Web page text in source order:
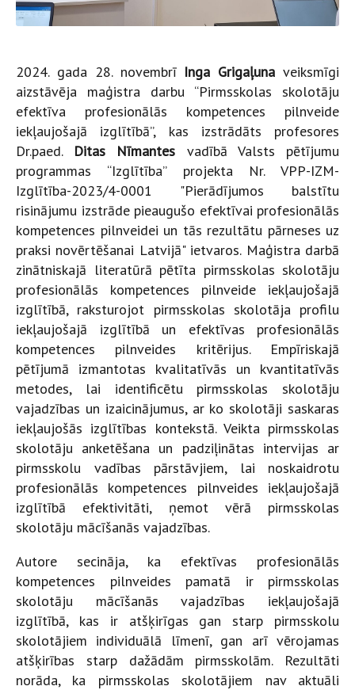
2024. gada 28. novembrī Inga Grigaļuna veiksmīgi
aizstāvēja maģistra darbu “Pirmsskolas skolotāju
efektīva profesionālās kompetences pilnveide
iekļaujošajā izglītībā”, kas izstrādāts profesores
Dr.paed. Ditas Nīmantes vadībā Valsts pētījumu
programmas “Izglītība” projekta Nr. VPP-IZM-
Izglītība-2023/4-0001 "Pierādījumos balstītu
risinājumu izstrāde pieaugušo efektīvai profesionālās
kompetences pilnveidei un tās rezultātu pārneses uz
praksi novērtēšanai Latvijā" ietvaros. Maģistra darbā
zinātniskajā literatūrā pētīta pirmsskolas skolotāju
profesionālās kompetences pilnveide iekļaujošajā
izglītībā, raksturojot pirmsskolas skolotāja profilu
iekļaujošajā izglītībā un efektīvas profesionālās
kompetences pilnveides kritērijus. Empīriskajā
pētījumā izmantotas kvalitatīvās un kvantitatīvās
metodes, lai identificētu pirmsskolas skolotāju
vajadzības un izaicinājumus, ar ko skolotāji saskaras
iekļaujošās izglītības kontekstā. Veikta pirmsskolas
skolotāju anketēšana un padziļinātas intervijas ar
pirmsskolu vadības pārstāvjiem, lai noskaidrotu
profesionālās kompetences pilnveides iekļaujošajā
izglītībā efektivitāti, ņemot vērā pirmsskolas
skolotāju mācīšanās vajadzības.
Autore secināja, ka efektīvas profesionālās
kompetences pilnveides pamatā ir pirmsskolas
skolotāju mācīšanās vajadzības iekļaujošajā
izglītībā, kas ir atšķirīgas gan starp pirmsskolu
skolotājiem individuālā līmenī, gan arī vērojamas
atšķirības starp dažādām pirmsskolām. Rezultāti
norāda, ka pirmsskolas skolotājiem nav aktuāli